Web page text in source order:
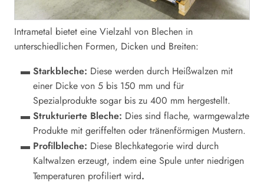
Intrametal bietet eine Vielzahl von Blechen in
unterschiedlichen Formen, Dicken und Breiten:
Starkbleche: Diese werden durch Heißwalzen mit
einer Dicke von 5 bis 150 mm und für
Spezialprodukte sogar bis zu 400 mm hergestellt.
Strukturierte Bleche: Dies sind flache, warmgewalzte
Produkte mit geriffelten oder tränenförmigen Mustern.
Profilbleche: Diese Blechkategorie wird durch
Kaltwalzen erzeugt, indem eine Spule unter niedrigen
Temperaturen profiliert wird.